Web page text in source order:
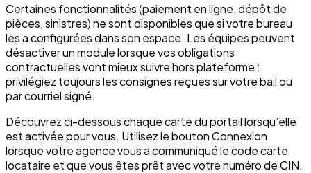
Certaines fonctionnalités (paiement en ligne, dépôt de
pièces, sinistres) ne sont disponibles que si votre bureau
les a configurées dans son espace. Les équipes peuvent
désactiver un module lorsque vos obligations
contractuelles vont mieux suivre hors plateforme :
privilégiez toujours les consignes reçues sur votre bail ou
par courriel signé.
Découvrez ci-dessous chaque carte du portail lorsqu’elle
est activée pour vous. Utilisez le bouton Connexion
lorsque votre agence vous a communiqué le code carte
locataire et que vous êtes prêt avec votre numéro de CIN.